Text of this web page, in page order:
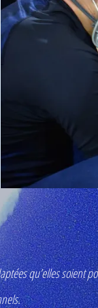
qu’elles soient